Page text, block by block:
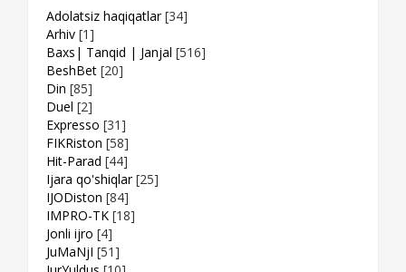
Adolatsiz haqiqatlar [34]
Arhiv [1]
Baxs| Tanqid | Janjal [516]
BeshBet [20]
Din [85]
Duel [2]
Expresso [31]
FIKRiston [58]
Hit-Parad [44]
Ijara qo'shiqlar [25]
IJODiston [84]
IMPRO-TK [18]
Jonli ijro [4]
JuMaNjI [51]